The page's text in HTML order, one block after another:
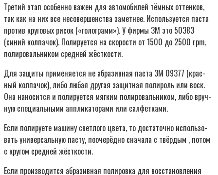
Тре­тий этап осо­бен­но важен для авто­мо­би­лей тём­ных оттен­ков,
так как на них все несо­вер­шен­ства замет­нее. Исполь­зу­ет­ся пас­та
про­тив кру­го­вых рисок («голо­грамм»). У фир­мы 3М это 50383
(синий кол­па­чок). Поли­ру­ет­ся на ско­ро­сти от 1500 до 2500 rpm,
поли­ро­валь­ни­ком сред­ней жёсткости.
Для защи­ты при­ме­ня­ет­ся не абра­зив­ная пас­та 3М 09377 (крас­
ный кол­па­чок), либо любая дру­гая защит­ная поли­роль или воск.
Она нано­сит­ся и поли­ру­ет­ся мяг­ким поли­ро­валь­ни­ком, либо вруч­
ную спе­ци­аль­ны­ми аппли­ка­то­ра­ми или салфетками.
Если поли­ру­е­те маши­ну свет­ло­го цве­та, то доста­точ­но исполь­зо­
вать уни­вер­саль­ную пас­ту, пооче­рёд­но сна­ча­ла с твёр­дым , потом
с кру­гом сред­ней жёсткости.
Если про­из­во­дит­ся абра­зив­ная поли­ров­ка для вос­ста­нов­ле­ния